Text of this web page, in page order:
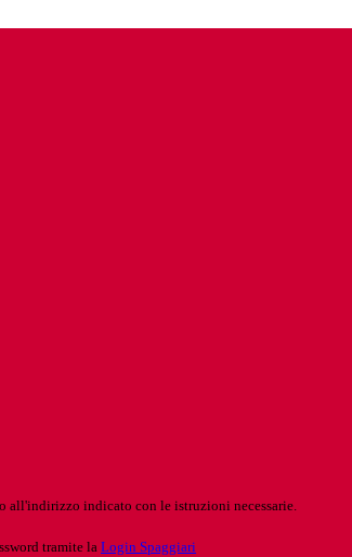
all'indirizzo indicato con le istruzioni necessarie.
tramite la Login Spaggiari